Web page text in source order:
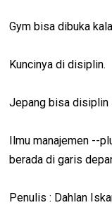
Gym bisa dibuka
Kuncinya di disiplin.
Jepang bisa disiplin
Ilmu manajemen --
berada di garis
Penulis : Dahlan